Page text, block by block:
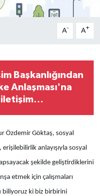
A- A+
Başkanlığından
Anlaşması'na
Özdemir Göktaş, sosyal
anlayışıyla sosyal
şekilde geliştirdiklerini
etmek için çalışmaları
ki biz birbirini